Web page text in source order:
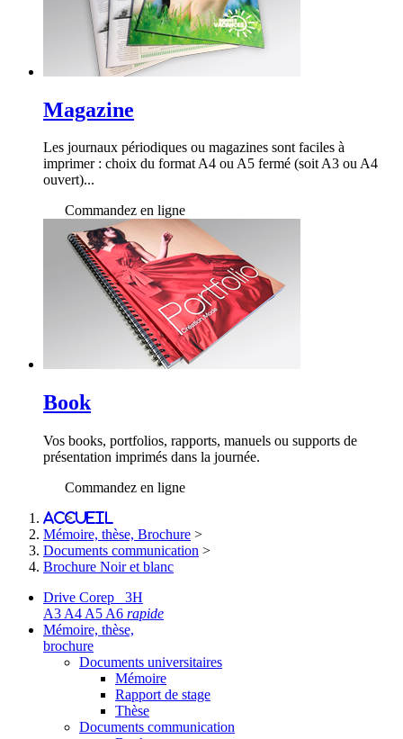
Magazine
Les journaux périodiques ou magazines sont faciles à
imprimer : choix du format A4 ou A5 fermé (soit A3 ou A4
ouvert)...
Commandez en ligne
Book
Vos books, portfolios, rapports, manuels ou supports de
présentation imprimés dans la journée.
Commandez en ligne
Accueil
>
Mémoire, thèse, Brochure >
Documents communication >
Brochure Noir et blanc
Drive Corep 3H
A3 A4 A5 A6 rapide
Mémoire, thèse,
brochure
Documents universitaires
Mémoire
Rapport de stage
Thèse
Documents communication